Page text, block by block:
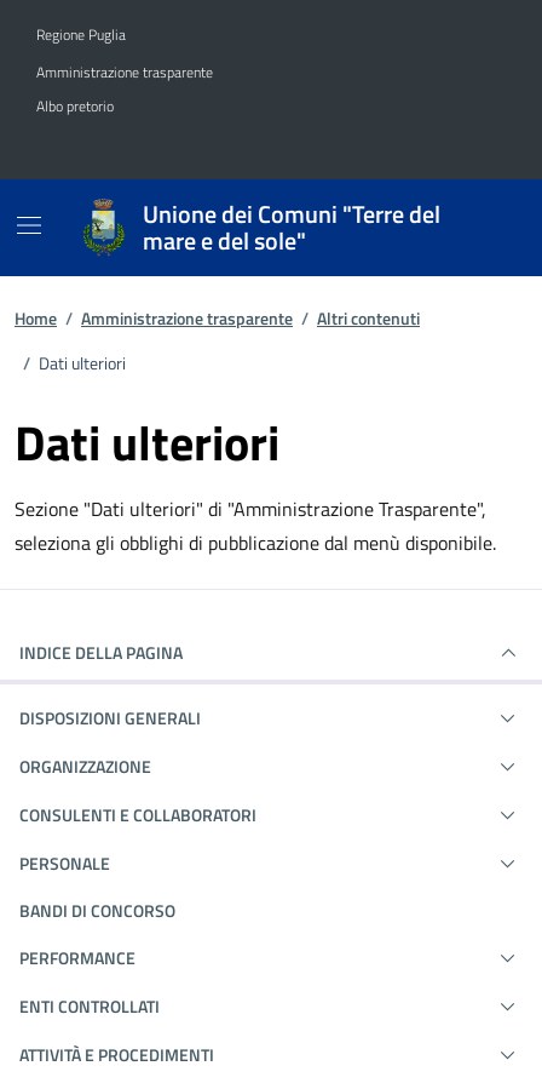
Regione Puglia
Amministrazione trasparente
Albo pretorio
Unione dei Comuni "Terre del
mare e del sole"
Home / Amministrazione trasparente / Altri contenuti
/ Dati ulteriori
Dati ulteriori
Sezione "Dati ulteriori" di "Amministrazione Trasparente",
seleziona gli obblighi di pubblicazione dal menù disponibile.
INDICE DELLA PAGINA
DISPOSIZIONI GENERALI
ORGANIZZAZIONE
CONSULENTI E COLLABORATORI
PERSONALE
BANDI DI CONCORSO
PERFORMANCE
ENTI CONTROLLATI
ATTIVITÀ E PROCEDIMENTI